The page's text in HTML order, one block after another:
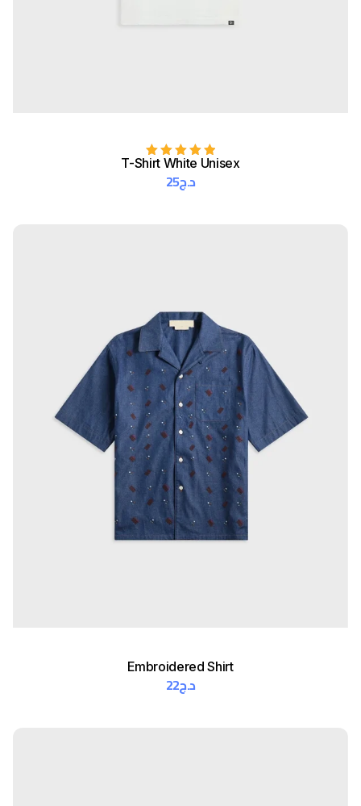
Rated
out of 5
T-Shirt White Unisex
د.ج25
Embroidered Shirt
د.ج22